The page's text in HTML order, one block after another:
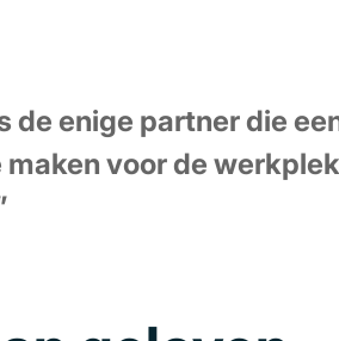
de enige partner die
voor de